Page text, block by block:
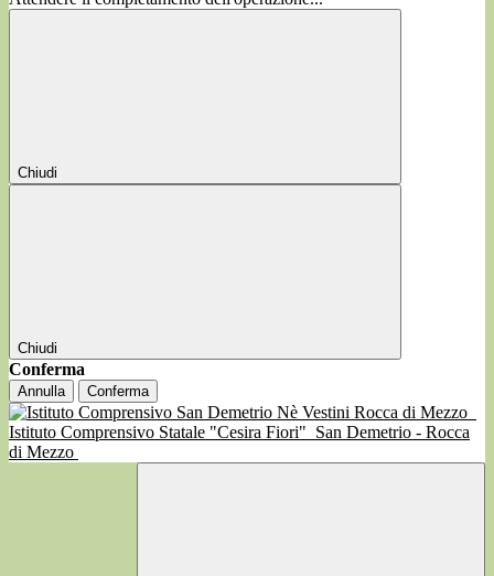
Chiudi
Chiudi
Conferma
Annulla Conferma
Istituto Comprensivo Statale "Cesira Fiori" San Demetrio - Rocca
di Mezzo